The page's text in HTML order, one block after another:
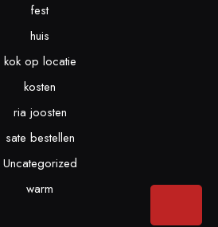
fest
huis
kok op locatie
kosten
ria joosten
sate bestellen
Uncategorized
warm